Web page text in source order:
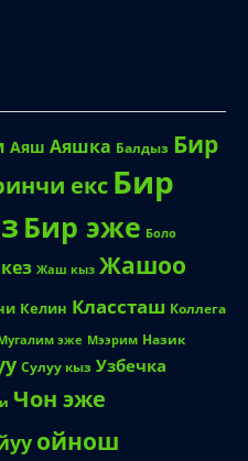
Аяш Аяшка Балдыз Бир
екс Бир
Бир эже Боло
Жаш кыз Жашоо
Келин Классташ Коллега
эже Мээрим Назик
Сулуу кыз Узбечка
Чон эже
ойнош